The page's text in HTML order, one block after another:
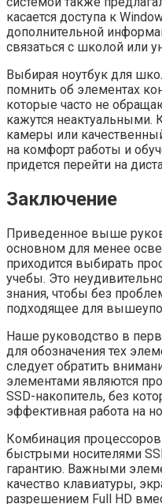
касается доступа к
дополнительной
связаться с школой или
Выбирая ноутбук для
помнить об элементах
которые часто не
кажутся неактуальными.
камеры или
на комфорт работы и
придется перейти на
Заключение
Приведенное выше
основном для менее
приходится выбирать
учебы. Это
знания, чтобы без
подходящее для
Наше руководство в
для обозначения тех
следует обратить
элементами являются
SSD-накопитель, без
эффективная работа на
Комбинация
быстрыми носителями
гарантию. Важными
качество клавиатуры,
разрешением Full HD